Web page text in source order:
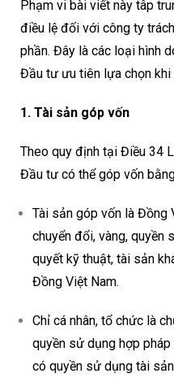
Phạm vi bài viết này tâp
điều lệ đối với công ty
phần. Đây là các loại hình
Đầu tư ưu tiên lựa chọn
1. Tài sản góp vốn
Theo quy định tại Điều 34
Đầu tư có thể góp vốn
Tài sản góp vốn là Đồng
chuyển đổi, vàng, quyền
quyết kỹ thuật, tài sản
Đồng Việt Nam.
Chỉ cá nhân, tổ chức là
quyền sử dụng hợp
có quyền sử dụng tài